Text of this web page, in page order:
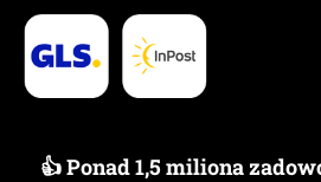
👍 Ponad 1,5 miliona